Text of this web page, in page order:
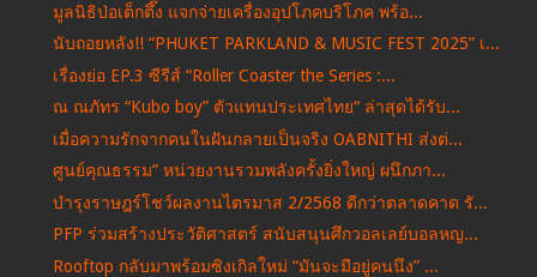
มูลนิธิป่อเต็กตึ๊ง แจกจ่ายเครื่องอุปโภคบริโภค พร้อ...
นับถอยหลัง!! “PHUKET PARKLAND & MUSIC FEST 2025” เ...
เรื่องย่อ EP.3 ซีรีส์ “Roller Coaster the Series :...
ณ ณภัทร “Kubo boy” ตัวแทนประเทศไทย“ ล่าสุดได้รับ...
เมื่อความรักจากคนในฝันกลายเป็นจริง OABNITHI ส่งต่...
ศูนย์คุณธรรม” หน่วยงานรวมพลังครั้งยิ่งใหญ่ ผนึกภา...
บำรุงราษฎร์โชว์ผลงานไตรมาส 2/2568 ดีกว่าตลาดคาด รั...
PFP ร่วมสร้างประวัติศาสตร์ สนับสนุนศึกวอลเลย์บอลหญ...
Rooftop กลับมาพร้อมซิงเกิลใหม่ “มันจะมีอยู่คนนึง” ...